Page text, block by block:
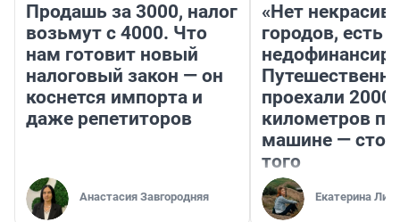
Продашь за 3000, налог
возьмут с 4000. Что
нам готовит новый
налоговый закон — он
коснется импорта и
даже репетиторов
Анастасия Завгородняя
«Нет
городов, есть
проехали 2000
километров по
машине —
того
Екатерина